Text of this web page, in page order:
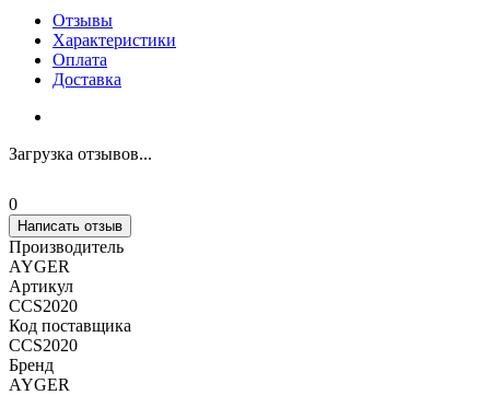
Отзывы
Характеристики
Оплата
Доставка
Загрузка отзывов...
0
Написать отзыв
Производитель
AYGER
Артикул
CCS2020
Код поставщика
CCS2020
Бренд
AYGER